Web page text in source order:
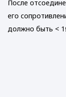
После
его
должно быть <